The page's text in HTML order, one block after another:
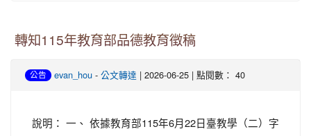
轉知115年教育部品德教育徵稿
公告 evan_hou - 公文轉達 | 2026-06-25 | 點閱數： 40
說明： 一、 依據教育部115年6月22日臺教學（二）字